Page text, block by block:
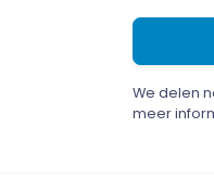
We delen
meer